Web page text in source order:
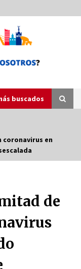
buscados
Tras Pelea
hachas es tan
Interestelar de
coronavirus en
de